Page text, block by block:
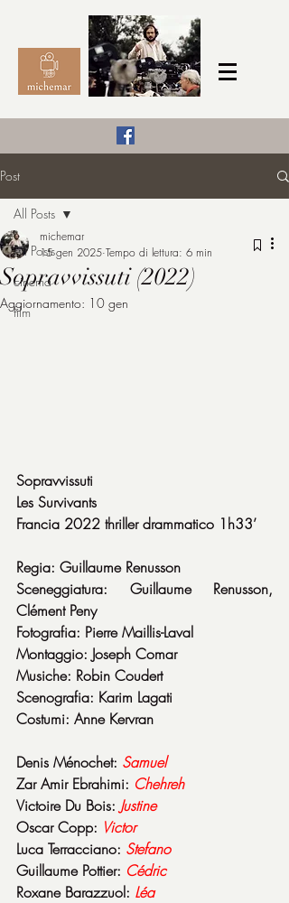
michemar
Post
All Posts
cinema
film
All Posts
Sopravvissuti (2022)
michemar
15 gen 2025 Tempo di lettura: 6 min
Aggiornamento: 10 gen
Sopravvissuti
Les Survivants
Francia 2022 thriller drammatico 1h33’
Regia: Guillaume Renusson
Sceneggiatura: Guillaume Renusson,
Clément Peny
Fotografia: Pierre Maillis-Laval
Montaggio: Joseph Comar
Musiche: Robin Coudert
Scenografia: Karim Lagati
Costumi: Anne Kervran
Denis Ménochet: Samuel
Zar Amir Ebrahimi: Chehreh
Victoire Du Bois: Justine
Oscar Copp: Victor
Luca Terracciano: Stefano
Guillaume Pottier: Cédric
Roxane Barazzuol: Léa